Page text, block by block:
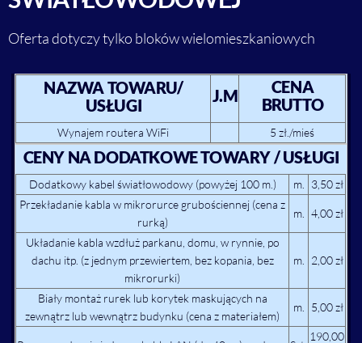
Oferta dotyczy tylko bloków wielomieszkaniowych
NAZWA TOWARU/
USŁUGI
J.M
CENA
BRUTTO
Wynajem routera WiFi 5 zł./mieś
CENY NA DODATKOWE TOWARY / USŁUGI
Dodatkowy kabel światłowodowy (powyżej 100 m.) m.
3,50 zł
Przekładanie kabla w mikrorurce grubościennej (cena z
rurką)
m. 4,00 zł
Układanie kabla wzdłuż parkanu, domu, w rynnie, po
dachu itp. (z jednym przewiertem, bez kopania, bez
mikrorurki)
m. 2,00 zł
Biały montaż rurek lub korytek maskujących na
zewnątrz lub wewnątrz budynku (cena z materiałem)
m. 5,00 zł
190,00